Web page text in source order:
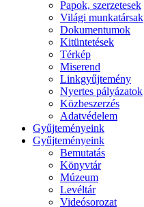
Papok, szerzetesek
Világi munkatársak
Dokumentumok
Kitüntetések
Térkép
Miserend
Linkgyűjtemény
Nyertes pályázatok
Közbeszerzés
Adatvédelem
Gyűjteményeink
Gyűjteményeink
Bemutatás
Könyvtár
Múzeum
Levéltár
Videósorozat